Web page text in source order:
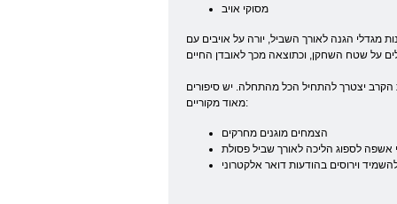
מסוקי אויב
מגדלי הגנה לאורך השביל, יורה על אויבים עם
יצטרך להתחיל הכל מהתחלה. יש סיפורים
מאוד מקוריים:
וירוסים בהודעות דואר אלקטרוני